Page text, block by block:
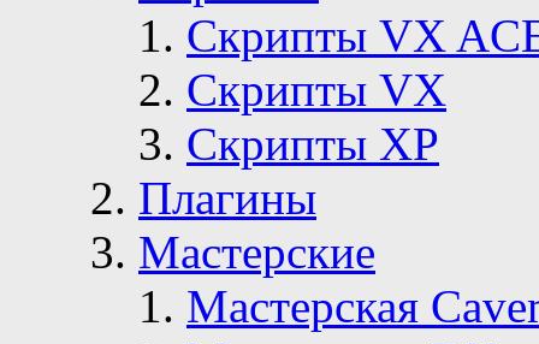
Скрипты VX
Скрипты VX
Скрипты ХР
Плагины
Мастерские
Мастерская